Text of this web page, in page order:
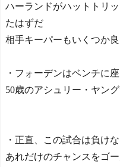
ハーランドがハットトリ
たはずだ
相手キーパーもいくつか
・フォーデンはベンチに
50歳のアシュリー・ヤン
・正直、この試合は負け
あれだけのチャンスをゴ